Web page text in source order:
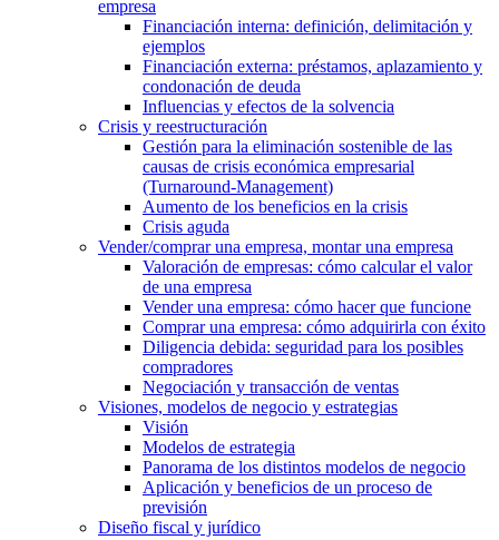
empresa
Financiación interna: definición, delimitación y
ejemplos
Financiación externa: préstamos, aplazamiento y
condonación de deuda
Influencias y efectos de la solvencia
Crisis y reestructuración
Gestión para la eliminación sostenible de las
causas de crisis económica empresarial
(Turnaround-Management)
Aumento de los beneficios en la crisis
Crisis aguda
Vender/comprar una empresa, montar una empresa
Valoración de empresas: cómo calcular el valor
de una empresa
Vender una empresa: cómo hacer que funcione
Comprar una empresa: cómo adquirirla con éxito
Diligencia debida: seguridad para los posibles
compradores
Negociación y transacción de ventas
Visiones, modelos de negocio y estrategias
Visión
Modelos de estrategia
Panorama de los distintos modelos de negocio
Aplicación y beneficios de un proceso de
previsión
Diseño fiscal y jurídico